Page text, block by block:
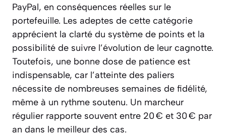
PayPal, en conséquences réelles sur le
portefeuille. Les adeptes de cette catégorie
apprécient la clarté du système de points et la
possibilité de suivre l’évolution de leur cagnotte.
Toutefois, une bonne dose de patience est
indispensable, car l’atteinte des paliers
nécessite de nombreuses semaines de fidélité,
même à un rythme soutenu. Un marcheur
régulier rapporte souvent entre 20 € et 30 € par
an dans le meilleur des cas.